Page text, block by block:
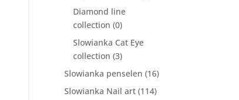
Diamond line
collection (0)
Slowianka Cat Eye
collection (3)
Slowianka penselen (16)
Slowianka Nail art (114)